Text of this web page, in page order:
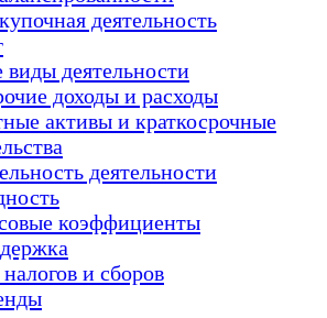
деятельность
виды деятельности
доходы и расходы
активы и краткосрочные
деятельности
коэффициенты
и сборов